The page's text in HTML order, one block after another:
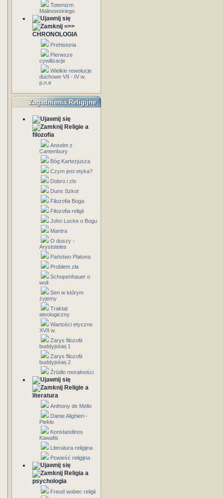
Totemizm
Malinowskiego
=>>
CHRONOLOGIA
Prehistoria
Pierwsze
cywilizacje
Wielkie rewolucje
duchowe VII - IV w.
p.n.e
Zagadnienia Religijne
Religie a
filozofia
Anselm z
Cantenbury
Bóg Kartezjusza
Czym jest etyka?
Dobro i zlo
Duns Szkot
Filozofia Boga
Filozofia religii
John Locke o Bogu
Mantra
O duszy -
Arystoteles
Państwo Platona
Problem zła
Schopenhauer o
woli
Sen w którym
żyjemy
Traktat
ateologiczny
Wartości etyczne
XVII w.
Zarys filozofii
buddyjskiej 1
Zarys filozofii
buddyjskiej 2
Źródło moralności
Religie a
literatura
Anthony de Mello
Dante Alighieri -
Piekło
Konstandinos
Kawafis
Literatura religijna
Powieść religijna
Religia a
psychologia
Freud wobec religii